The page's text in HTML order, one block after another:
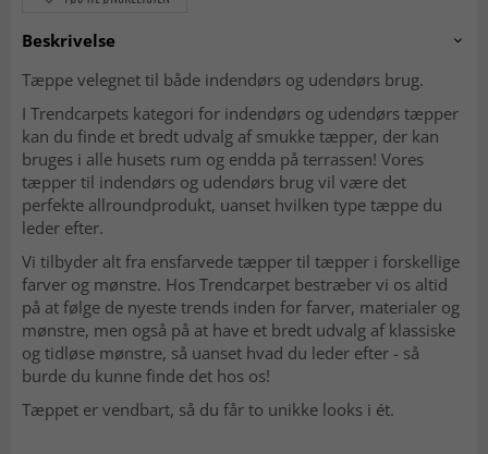
Beskrivelse
Tæppe velegnet til både indendørs og udendørs brug.
I Trendcarpets kategori for indendørs og udendørs tæpper
kan du finde et bredt udvalg af smukke tæpper, der kan
bruges i alle husets rum og endda på terrassen! Vores
tæpper til indendørs og udendørs brug vil være det
perfekte allroundprodukt, uanset hvilken type tæppe du
leder efter.
Vi tilbyder alt fra ensfarvede tæpper til tæpper i forskellige
farver og mønstre. Hos Trendcarpet bestræber vi os altid
på at følge de nyeste trends inden for farver, materialer og
mønstre, men også på at have et bredt udvalg af klassiske
og tidløse mønstre, så uanset hvad du leder efter - så
burde du kunne finde det hos os!
Tæppet er vendbart, så du får to unikke looks i ét.